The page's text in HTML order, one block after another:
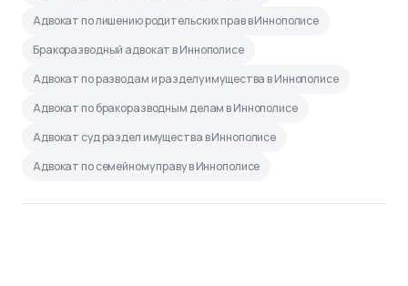
Адвокат по лишению родительских прав в Иннополисе
Бракоразводный адвокат в Иннополисе
Адвокат по разводам и разделу имущества в Иннополисе
Адвокат по бракоразводным делам в Иннополисе
Адвокат суд раздел имущества в Иннополисе
Адвокат по семейному праву в Иннополисе